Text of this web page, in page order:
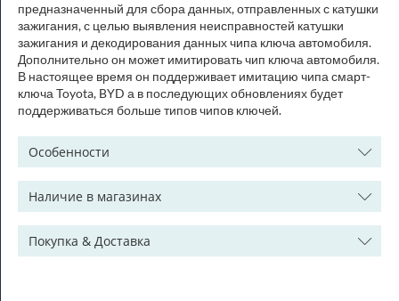
предназначенный для сбора данных, отправленных с катушки
зажигания, с целью выявления неисправностей катушки
зажигания и декодирования данных чипа ключа автомобиля.
Дополнительно он может имитировать чип ключа автомобиля.
В настоящее время он поддерживает имитацию чипа смарт-
ключа Toyota, BYD а в последующих обновлениях будет
поддерживаться больше типов чипов ключей.
Особенности
Наличие в магазинах
Покупка & Доставка